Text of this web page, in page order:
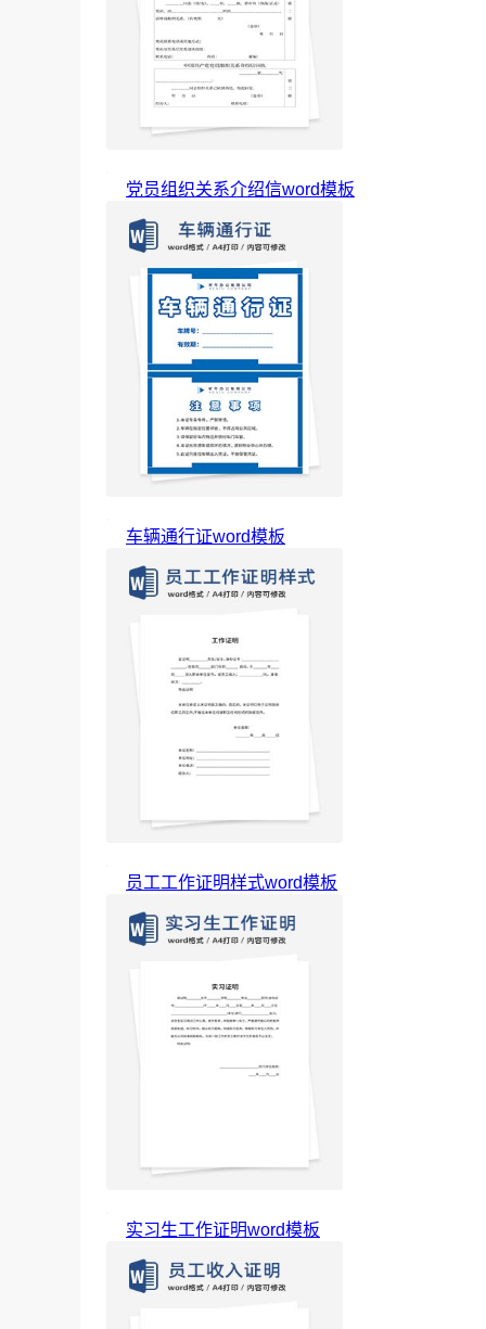
党员组织关系介绍信word模板
车辆通行证word模板
员工工作证明样式word模板
实习生工作证明word模板